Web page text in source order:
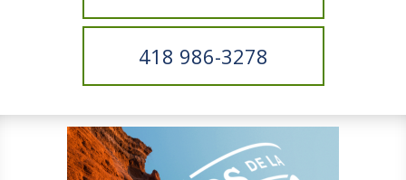
418 986-3278